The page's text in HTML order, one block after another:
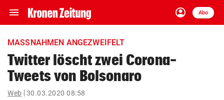
menu Navigation
ein-/ausklappen
account_circle
Anmelden
Abo
close Schließen
account_circle Anmelden
MASSNAHMEN ANGEZWEIFELT
Twitter löscht zwei Corona-
Tweets von Bolsonaro
Web 30.03.2020 08:58